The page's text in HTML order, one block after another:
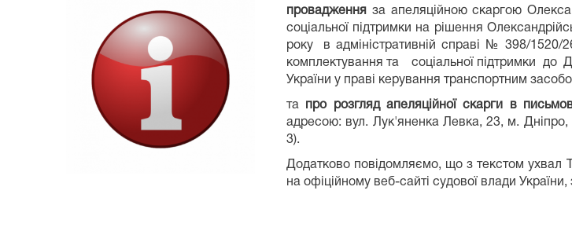
провадження за апеляційною скаргою
соціальної підтримки на рішення
року в адміністративній справі № 398/1520/
комплектування та соціальної підтримки до
України у праві керування транспортним
та про розгляд апеляційної скарги в
адресою: вул. Лук'яненка Левка, 23, м.
3).
Додатково повідомляємо, що з текстом ухвал
на офіційному веб-сайті судової влади